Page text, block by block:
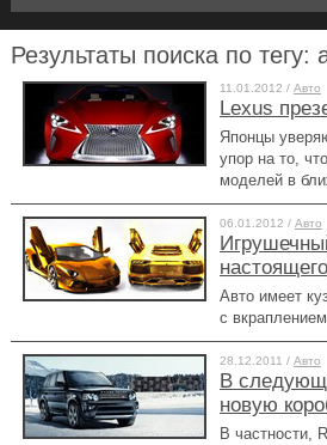
Результаты поиска по тегу:
11.01.2012 / Авто
Lexus
Японцы
упор на то,
моделей в
06.01.2012 / Авто
настоящего
Авто имеет
с
28.12.2011 / Авто
В
новую
В частности,